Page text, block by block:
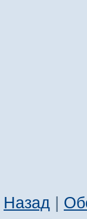
Назад |